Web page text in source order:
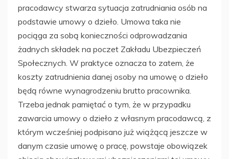
pracodawcy stwarza sytuacja zatrudniania osób na
podstawie umowy o dzieło. Umowa taka nie
pociąga za sobą konieczności odprowadzania
żadnych składek na poczet Zakładu Ubezpieczeń
Społecznych. W praktyce oznacza to zatem, że
koszty zatrudnienia danej osoby na umowę o dzieło
będą równe wynagrodzeniu brutto pracownika.
Trzeba jednak pamiętać o tym, że w przypadku
zawarcia umowy o dzieło z własnym pracodawcą, z
którym wcześniej podpisano już wiążącą jeszcze w
danym czasie umowę o pracę, powstaje obowiązek